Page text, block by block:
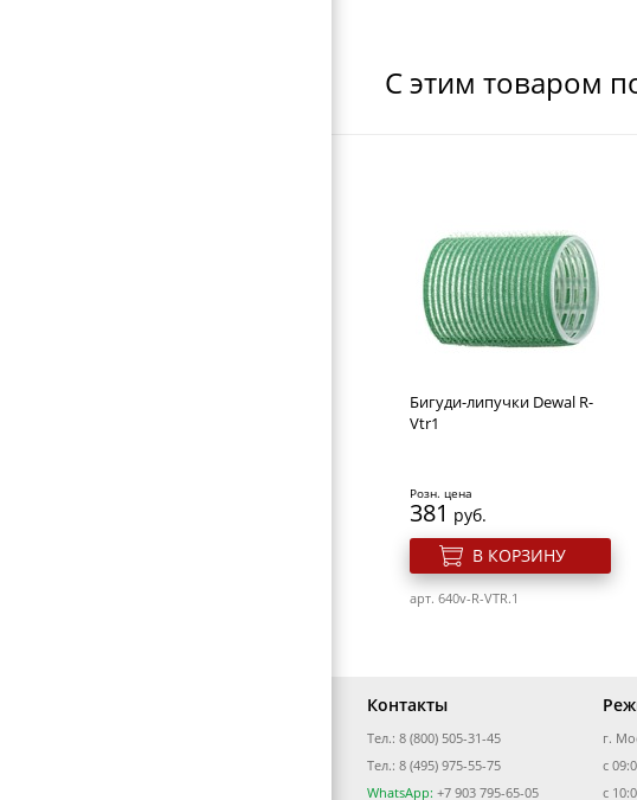
Ножницы маникюрные
для кутикулы Solinberg
0071
Ножницы маникюрные
Solinberg 0021
С этим товаром
Бигуди-липучки Dewal R-
Vtr1
Розн. цена
381 руб.
В КОРЗИНУ
арт. 640v-R-VTR.1
Контакты
Тел.: 8 (800) 505-31-45
Тел.: 8 (495) 975-55-75
WhatsApp: +7 903 795-65-05
г.
с
с